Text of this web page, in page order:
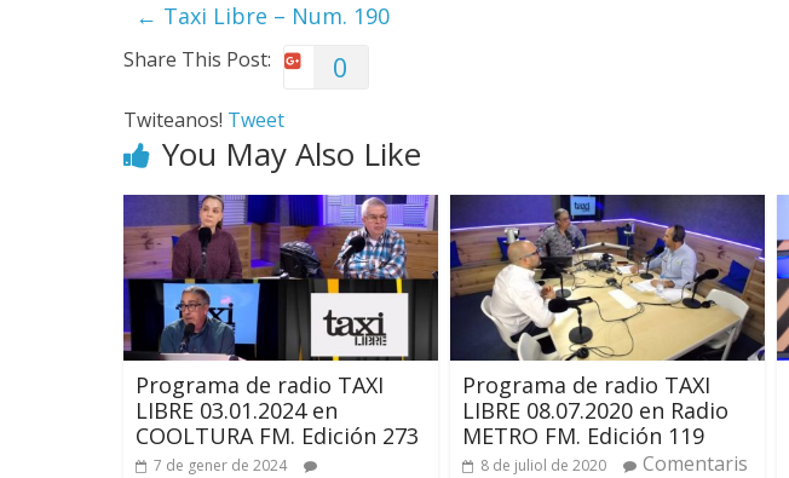
← Taxi Libre – Num. 190
Share This Post: 0
Twiteanos! Tweet
You May Also Like
Programa de radio TAXI
LIBRE 03.01.2024 en
COOLTURA FM. Edición 273
7 de gener de 2024
Programa de radio TAXI
LIBRE 08.07.2020 en Radio
METRO FM. Edición 119
8 de juliol de 2020
Comentaris